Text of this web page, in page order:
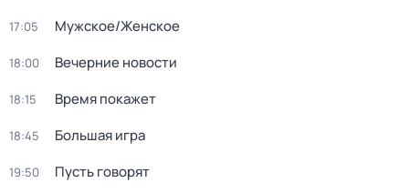
17:05 Мужское/Женское
18:00 Вечерние новости
18:15 Время покажет
18:45 Большая игра
19:50 Пусть говорят